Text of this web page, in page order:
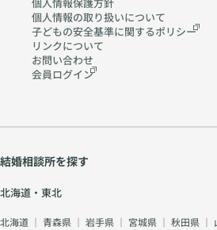
個人情報の取り扱いについて
子どもの安全基準に関するポリシー
リンクについて
お問い合わせ
会員ログイン
結婚相談所を探す
北海道・東北
北海道 ｜ 青森県 ｜ 岩手県 ｜ 宮城県 ｜ 秋田県 ｜